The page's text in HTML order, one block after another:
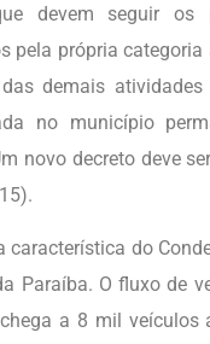
devem seguir os
pela própria categoria
demais
no município
novo decreto deve
característica do
Paraíba. O fluxo de
a 8 mil veículos